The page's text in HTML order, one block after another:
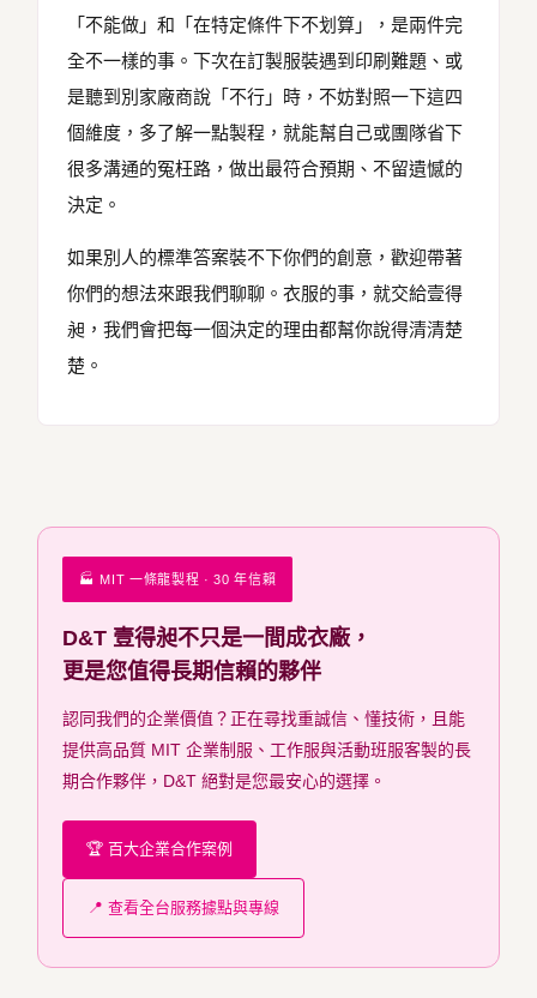
「不能做」和「在特定條件下不划算」，是兩件完
全不一樣的事。下次在訂製服裝遇到印刷難題、或
是聽到別家廠商說「不行」時，不妨對照一下這四
個維度，多了解一點製程，就能幫自己或團隊省下
很多溝通的冤枉路，做出最符合預期、不留遺憾的
決定。
如果別人的標準答案裝不下你們的創意，歡迎帶著
你們的想法來跟我們聊聊。衣服的事，就交給壹得
昶，我們會把每一個決定的理由都幫你說得清清楚
楚。
🏭 MIT 一條龍製程 · 30 年信賴
D&T 壹得昶不只是一間成衣廠，
更是您值得長期信賴的夥伴
認同我們的企業價值？正在尋找重誠信、懂技術，且能
提供高品質 MIT 企業制服、工作服與活動班服客製的長
期合作夥伴，D&T 絕對是您最安心的選擇。
🏆 百大企業合作案例
📍 查看全台服務據點與專線